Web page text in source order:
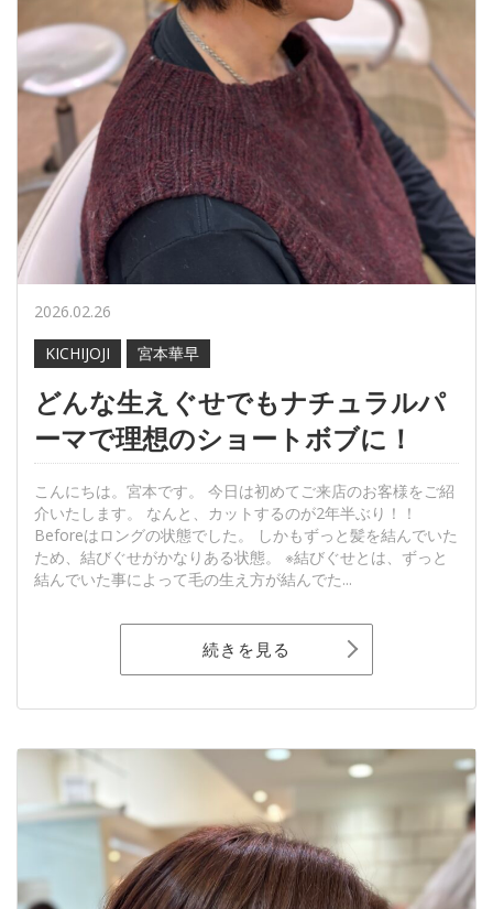
2026.02.26
KICHIJOJI
宮本華早
どんな生えぐせでもナチュラルパ
ーマで理想のショートボブに！
こんにちは。宮本です。 今日は初めてご来店のお客様をご紹
介いたします。 なんと、カットするのが2年半ぶり！！
Beforeはロングの状態でした。 しかもずっと髪を結んでいた
ため、結びぐせがかなりある状態。 ※結びぐせとは、ずっと
結んでいた事によって毛の生え方が結んでた...
続きを見る